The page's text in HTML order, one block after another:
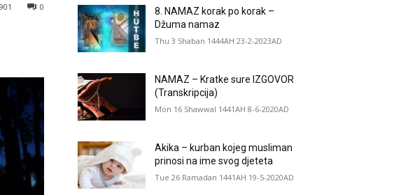
0
8. NAMAZ korak po korak –
Džuma namaz
Thu 3 Shaban 1444AH 23-2-2023AD
NAMAZ – Kratke sure IZGOVOR
(Transkripcija)
Mon 16 Shawwal 1441AH 8-6-2020AD
Akika – kurban kojeg musliman
prinosi na ime svog djeteta
Tue 26 Ramadan 1441AH 19-5-2020AD